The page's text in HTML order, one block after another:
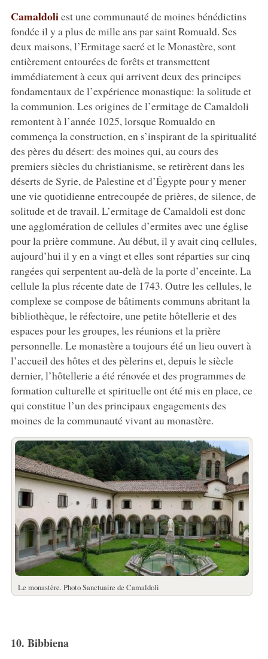
Camaldoliest une communauté de moines bénédictins
fondée il y a plus de mille ans par saint Romuald. Ses
deux maisons, l’Ermitage sacré et le Monastère, sont
entièrement entourées de forêts et transmettent
immédiatement à ceux qui arrivent deux des principes
fondamentaux de l’expérience monastique: la solitude et
la communion. Les origines de l’ermitage de Camaldoli
remontent à l’année 1025, lorsque Romualdo en
commença la construction, en s’inspirant de la spiritualité
des pères du désert: des moines qui, au cours des
premiers siècles du christianisme, se retirèrent dans les
déserts de Syrie, de Palestine et d’Égypte pour y mener
une vie quotidienne entrecoupée de prières, de silence, de
solitude et de travail. L’ermitage de Camaldoli est donc
une agglomération de cellules d’ermites avec une église
pour la prière commune. Au début, il y avait cinq cellules,
aujourd’hui il y en a vingt et elles sont réparties sur cinq
rangées qui serpentent au-delà de la porte d’enceinte. La
cellule la plus récente date de 1743. Outre les cellules, le
complexe se compose de bâtiments communs abritant la
bibliothèque, le réfectoire, une petite hôtellerie et des
espaces pour les groupes, les réunions et la prière
personnelle. Le monastère a toujours été un lieu ouvert à
l’accueil des hôtes et des pèlerins et, depuis le siècle
dernier, l’hôtellerie a été rénovée et des programmes de
formation culturelle et spirituelle ont été mis en place, ce
qui constitue l’un des principaux engagements des
moines de la communauté vivant au monastère.
Le monastère. Photo Sanctuaire de Camaldoli
10. Bibbiena